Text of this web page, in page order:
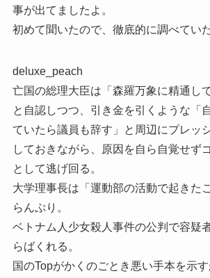
事が出てましたよ。
初めて聞いたので、徹底的に調べてい
deluxe_peach
亡国の総理大臣は「森羅万象に精通し
と自認しつつ、引き金を引くような「
ていたら議員も辞す」と周辺にプレッ
しておきながら、原因を自ら自覚せず
として逃げ回る。
大学理事長は「運動部の活動で起きた
らんぷり。
ベトナム人少女殺人事件の公判で容疑
らばくれる。
国のTopがかくのごとき悪い手本を示